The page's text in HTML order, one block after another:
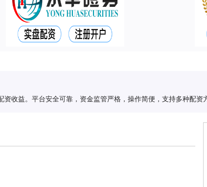
收益。平台安全可靠，资金监管严格，操作简便，支持多种配资